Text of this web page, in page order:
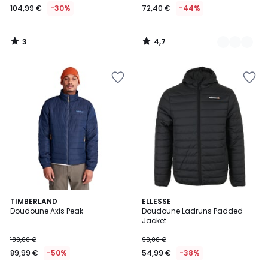
104,99 € -30%
3
/
72,40 € -44%
4,7
/
TIMBERLAND
Doudoune Axis Peak
180,00 €
89,99 € -50%
5
/
ELLESSE
Doudoune Ladruns Padded
Jacket
90,00 €
54,99 € -38%